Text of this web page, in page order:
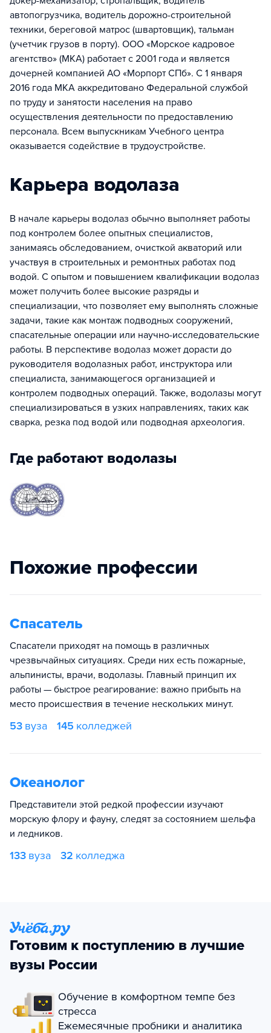
автопогрузчика, водитель дорожно-строительной
техники, береговой матрос (швартовщик), тальман
(учетчик грузов в порту). ООО «Морское кадровое
агентство» (МКА) работает с 2001 года и является
дочерней компанией АО «Морпорт СПб». С 1 января
2016 года МКА аккредитовано Федеральной службой
по труду и занятости населения на право
осуществления деятельности по предоставлению
персонала. Всем выпускникам Учебного центра
оказывается содействие в трудоустройстве.
Карьера водолаза
В начале карьеры водолаз обычно выполняет работы
под контролем более опытных специалистов,
занимаясь обследованием, очисткой акваторий или
участвуя в строительных и ремонтных работах под
водой. С опытом и повышением квалификации водолаз
может получить более высокие разряды и
специализации, что позволяет ему выполнять сложные
задачи, такие как монтаж подводных сооружений,
спасательные операции или научно-исследовательские
работы. В перспективе водолаз может дорасти до
руководителя водолазных работ, инструктора или
специалиста, занимающегося организацией и
контролем подводных операций. Также, водолазы могут
специализироваться в узких направлениях, таких как
сварка, резка под водой или подводная археология.
Где работают водолазы
Похожие профессии
Спасатель
Спасатели приходят на помощь в различных
чрезвычайных ситуациях. Среди них есть пожарные,
альпинисты, врачи, водолазы. Главный принцип их
работы — быстрое реагирование: важно прибыть на
место происшествия в течение нескольких минут.
53 вуза 145 колледжей
Океанолог
Представители этой редкой профессии изучают
морскую флору и фауну, следят за состоянием шельфа
и ледников.
133 вуза 32 колледжа
Готовим к поступлению в лучшие
вузы России
Обучение в комфортном темпе без
стресса
Ежемесячные пробники и аналитика